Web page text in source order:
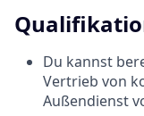
Du kannst
Vertrieb von
Außendienst